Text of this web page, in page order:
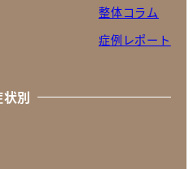
整体コラム
症例レポート
別